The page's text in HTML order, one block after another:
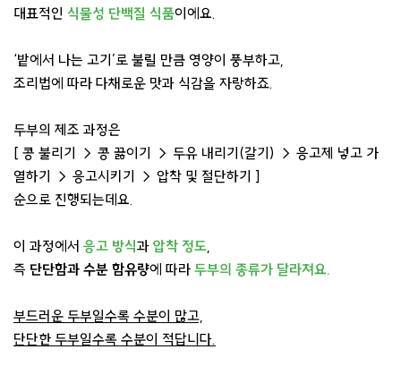
대표적인 식물성 단백질 식품이에요.
‘밭에서 나는 고기’로 불릴 만큼 영양이 풍부하고,
조리법에 따라 다채로운 맛과 식감을 자랑하죠.
두부의 제조 과정은
[ 콩 불리기 → 콩 끓이기 → 두유 내리기(갈기) → 응고제 넣고 가
열하기 → 응고시키기 → 압착 및 절단하기 ]
순으로 진행되는데요.
이 과정에서 응고 방식과 압착 정도
즉 단단함과 수분 함유량에 따라 두부의 종류가 달라져요.
부드러운 두부일수록 수분이 많고,
단단한 두부일수록 수분이 적답니다.